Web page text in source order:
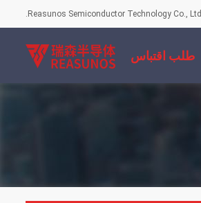
Reasunos Semiconductor Technology Co., Ltd.
طلب اقتباس